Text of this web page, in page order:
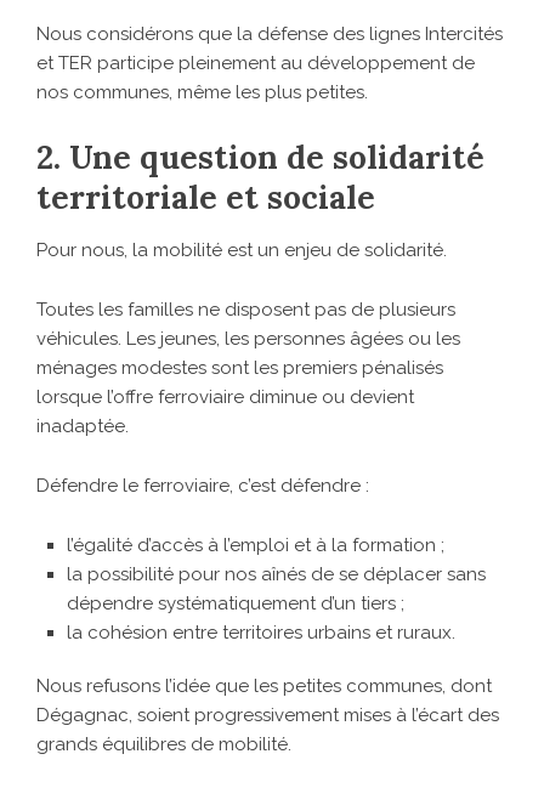
Nous considérons que la défense des lignes Intercités
et TER participe pleinement au développement de
nos communes, même les plus petites.
2. Une question de solidarité
territoriale et sociale
Pour nous, la mobilité est un enjeu de solidarité.
Toutes les familles ne disposent pas de plusieurs
véhicules. Les jeunes, les personnes âgées ou les
ménages modestes sont les premiers pénalisés
lorsque l’offre ferroviaire diminue ou devient
inadaptée.
Défendre le ferroviaire, c’est défendre :
l’égalité d’accès à l’emploi et à la formation ;
la possibilité pour nos aînés de se déplacer sans
dépendre systématiquement d’un tiers ;
la cohésion entre territoires urbains et ruraux.
Nous refusons l’idée que les petites communes, dont
Dégagnac, soient progressivement mises à l’écart des
grands équilibres de mobilité.